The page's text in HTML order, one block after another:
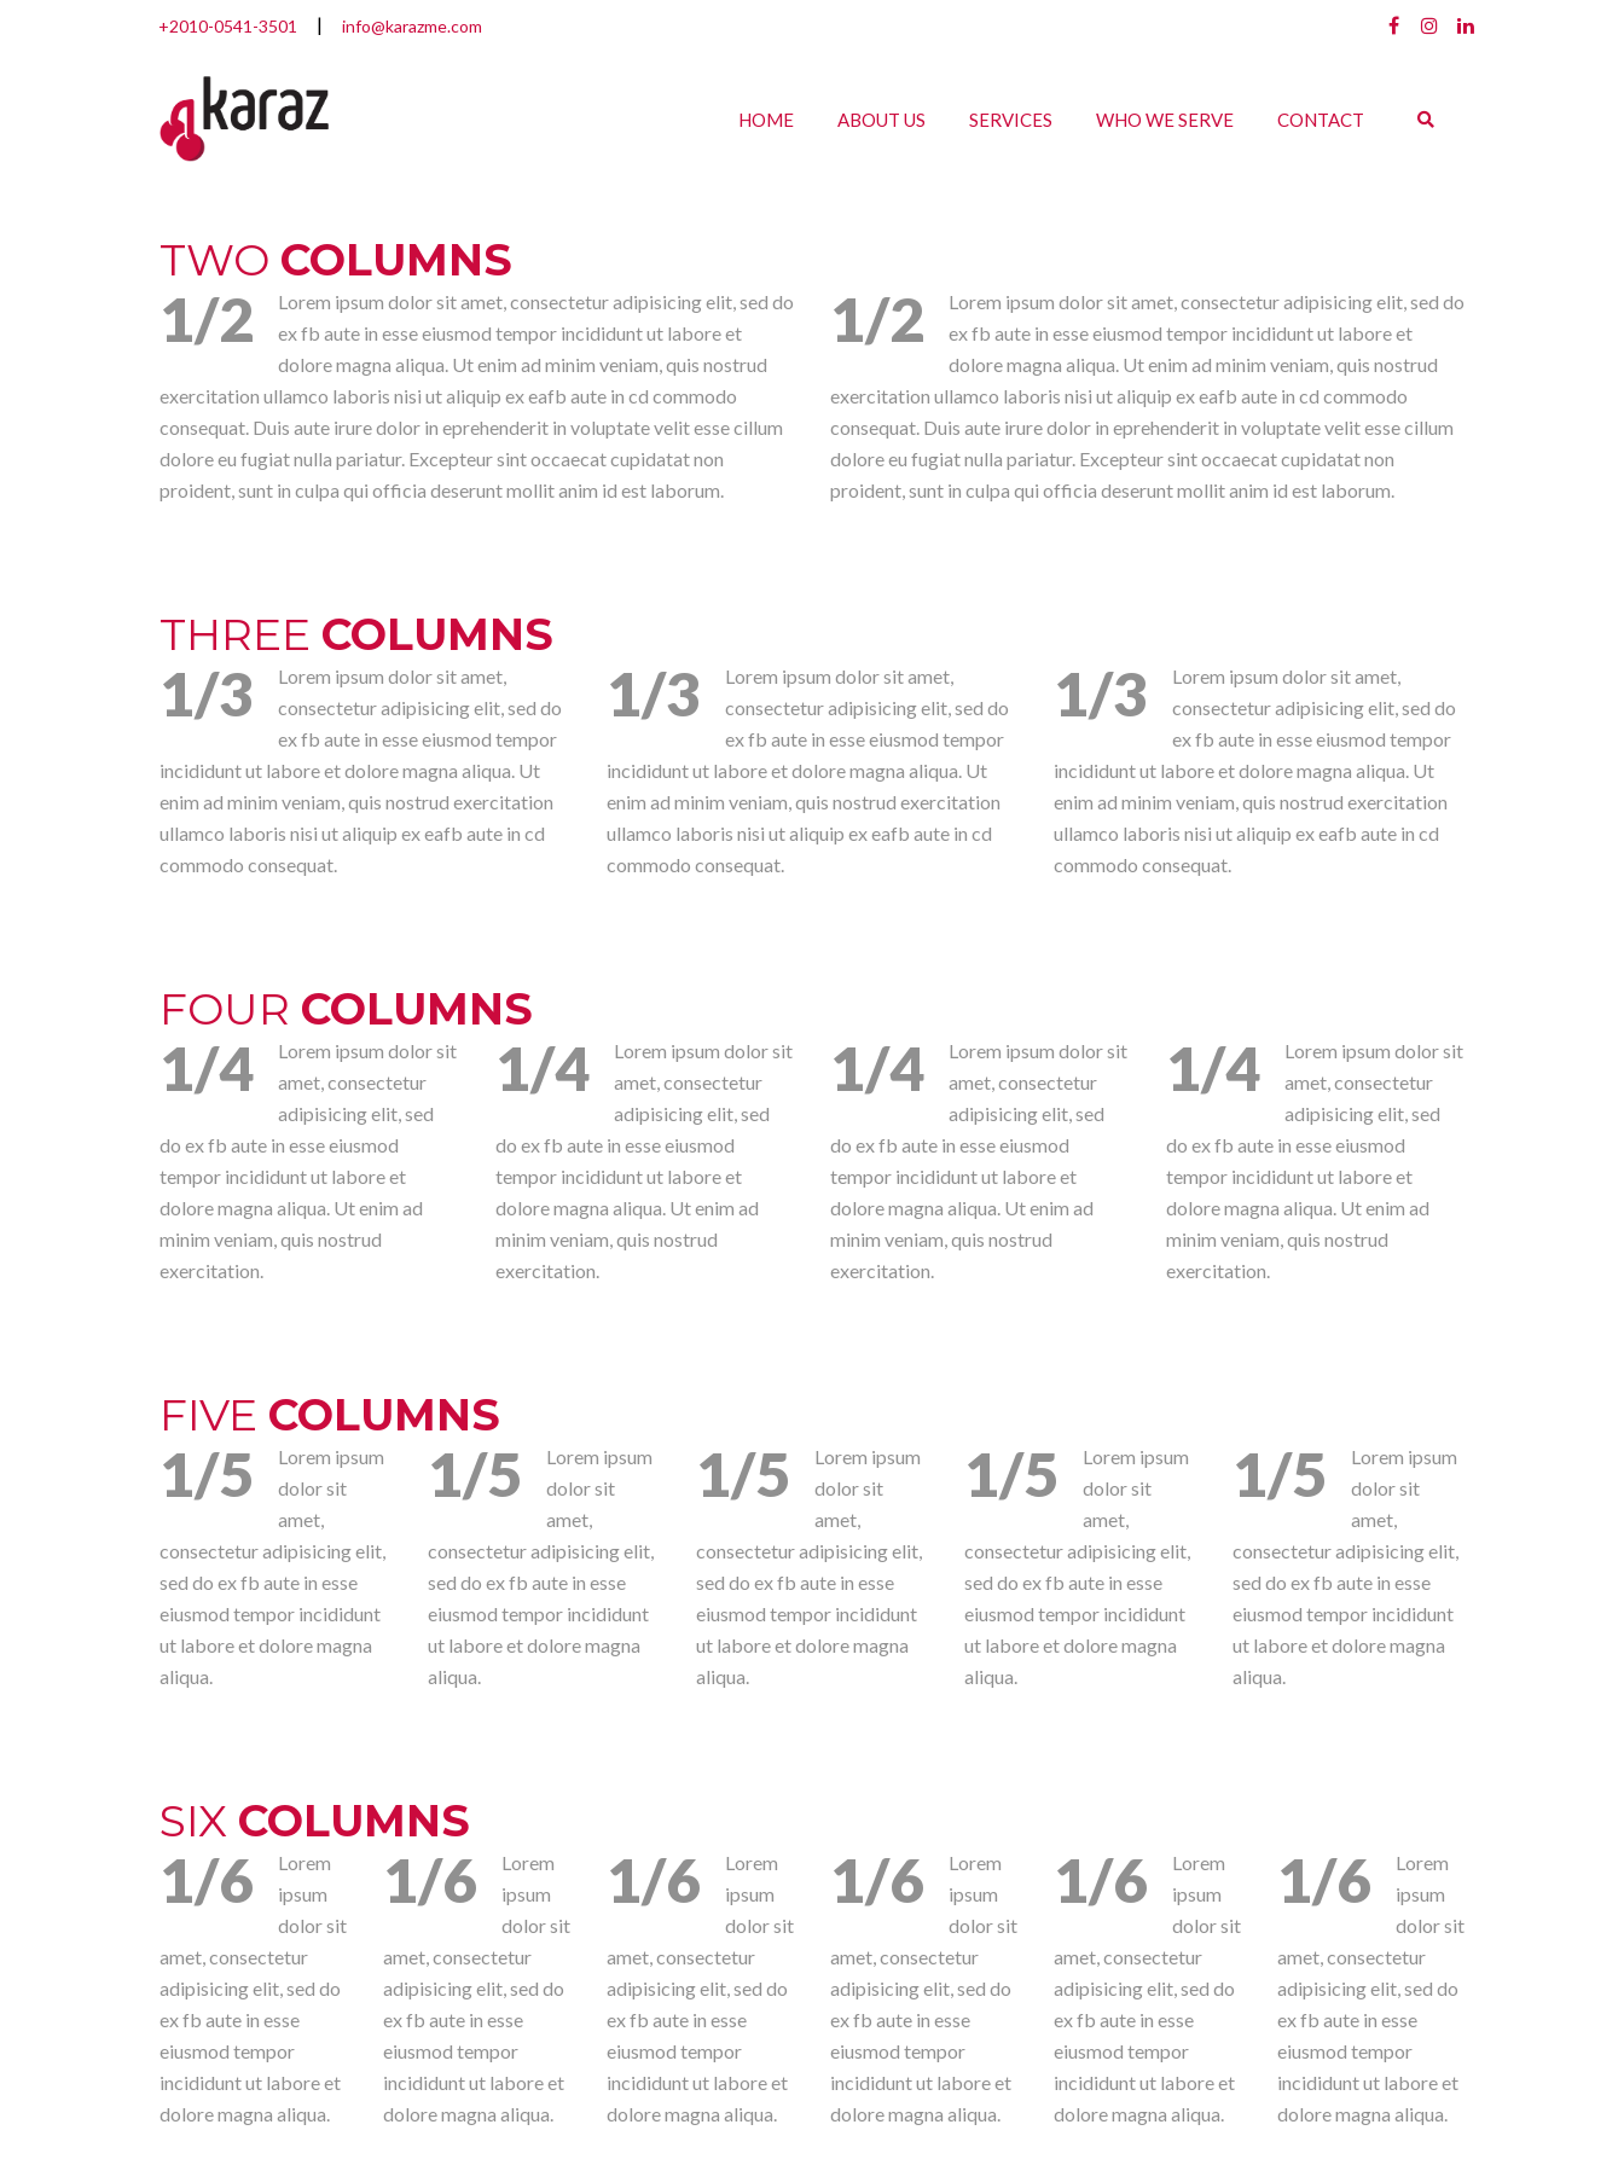
+2010-0541-3501 info@karazme.com
HOME ABOUT US SERVICES WHO WE SERVE CONTACT
TWO COLUMNS
1/2
Lorem ipsum dolor sit amet, consectetur adipisicing elit, sed do
ex fb aute in esse eiusmod tempor incididunt ut labore et
dolore magna aliqua. Ut enim ad minim veniam, quis nostrud
exercitation ullamco laboris nisi ut aliquip ex eafb aute in cd commodo
consequat. Duis aute irure dolor in eprehenderit in voluptate velit esse cillum
dolore eu fugiat nulla pariatur. Excepteur sint occaecat cupidatat non
proident, sunt in culpa qui officia deserunt mollit anim id est laborum.
1/2
Lorem ipsum dolor sit amet, consectetur adipisicing elit, sed do
ex fb aute in esse eiusmod tempor incididunt ut labore et
dolore magna aliqua. Ut enim ad minim veniam, quis nostrud
exercitation ullamco laboris nisi ut aliquip ex eafb aute in cd commodo
consequat. Duis aute irure dolor in eprehenderit in voluptate velit esse cillum
dolore eu fugiat nulla pariatur. Excepteur sint occaecat cupidatat non
proident, sunt in culpa qui officia deserunt mollit anim id est laborum.
THREE COLUMNS
1/3
Lorem ipsum dolor sit amet,
consectetur adipisicing elit, sed do
ex fb aute in esse eiusmod tempor
incididunt ut labore et dolore magna aliqua. Ut
enim ad minim veniam, quis nostrud exercitation
ullamco laboris nisi ut aliquip ex eafb aute in cd
commodo consequat.
1/3
Lorem ipsum dolor sit amet,
consectetur adipisicing elit, sed do
ex fb aute in esse eiusmod tempor
incididunt ut labore et dolore magna aliqua. Ut
enim ad minim veniam, quis nostrud exercitation
ullamco laboris nisi ut aliquip ex eafb aute in cd
commodo consequat.
1/3
Lorem ipsum dolor sit amet,
consectetur adipisicing elit, sed do
ex fb aute in esse eiusmod tempor
incididunt ut labore et dolore magna aliqua. Ut
enim ad minim veniam, quis nostrud exercitation
ullamco laboris nisi ut aliquip ex eafb aute in cd
commodo consequat.
FOUR COLUMNS
1/4
Lorem ipsum dolor sit
amet, consectetur
adipisicing elit, sed
do ex fb aute in esse eiusmod
tempor incididunt ut labore et
dolore magna aliqua. Ut enim ad
minim veniam, quis nostrud
exercitation.
1/4
Lorem ipsum dolor sit
amet, consectetur
adipisicing elit, sed
do ex fb aute in esse eiusmod
tempor incididunt ut labore et
dolore magna aliqua. Ut enim ad
minim veniam, quis nostrud
exercitation.
1/4
Lorem ipsum dolor sit
amet, consectetur
adipisicing elit, sed
do ex fb aute in esse eiusmod
tempor incididunt ut labore et
dolore magna aliqua. Ut enim ad
minim veniam, quis nostrud
exercitation.
1/4
Lorem ipsum dolor sit
amet, consectetur
adipisicing elit, sed
do ex fb aute in esse eiusmod
tempor incididunt ut labore et
dolore magna aliqua. Ut enim ad
minim veniam, quis nostrud
exercitation.
FIVE COLUMNS
1/5
Lorem ipsum
dolor sit
amet,
consectetur adipisicing elit,
sed do ex fb aute in esse
eiusmod tempor incididunt
ut labore et dolore magna
aliqua.
1/5
Lorem ipsum
dolor sit
amet,
consectetur adipisicing elit,
sed do ex fb aute in esse
eiusmod tempor incididunt
ut labore et dolore magna
aliqua.
1/5
Lorem ipsum
dolor sit
amet,
consectetur adipisicing elit,
sed do ex fb aute in esse
eiusmod tempor incididunt
ut labore et dolore magna
aliqua.
1/5
Lorem ipsum
dolor sit
amet,
consectetur adipisicing elit,
sed do ex fb aute in esse
eiusmod tempor incididunt
ut labore et dolore magna
aliqua.
1/5
Lorem ipsum
dolor sit
amet,
consectetur adipisicing elit,
sed do ex fb aute in esse
eiusmod tempor incididunt
ut labore et dolore magna
aliqua.
SIX COLUMNS
1/6
Lorem
ipsum
dolor sit
amet, consectetur
adipisicing elit, sed do
ex fb aute in esse
eiusmod tempor
incididunt ut labore et
dolore magna aliqua.
1/6
Lorem
ipsum
dolor sit
amet, consectetur
adipisicing elit, sed do
ex fb aute in esse
eiusmod tempor
incididunt ut labore et
dolore magna aliqua.
1/6
Lorem
ipsum
dolor sit
amet, consectetur
adipisicing elit, sed do
ex fb aute in esse
eiusmod tempor
incididunt ut labore et
dolore magna aliqua.
1/6
Lorem
ipsum
dolor sit
amet, consectetur
adipisicing elit, sed do
ex fb aute in esse
eiusmod tempor
incididunt ut labore et
dolore magna aliqua.
1/6
Lorem
ipsum
dolor sit
amet, consectetur
adipisicing elit, sed do
ex fb aute in esse
eiusmod tempor
incididunt ut labore et
dolore magna aliqua.
1/6
Lorem
ipsum
dolor sit
amet, consectetur
adipisicing elit, sed do
ex fb aute in esse
eiusmod tempor
incididunt ut labore et
dolore magna aliqua.